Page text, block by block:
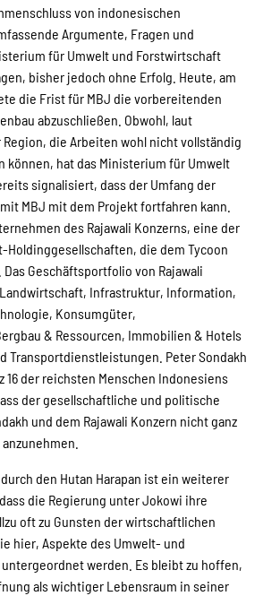
von indonesischen
Argumente, Fragen und
für Umwelt und Forstwirtschaft
bisher jedoch ohne Erfolg. Heute, am
die Frist für MBJ die vorbereitenden
abzuschließen. Obwohl, laut
die Arbeiten wohl nicht vollständig
können, hat das Ministerium für Umwelt
signalisiert, dass der Umfang der
MBJ mit dem Projekt fortfahren kann.
des Rajawali Konzerns, eine der
die dem Tycoon
Geschäftsportfolio von Rajawali
Infrastruktur, Information,
Konsumgüter,
& Ressourcen, Immobilien & Hotels
Transportdienstleistungen. Peter Sondakh
16 der reichsten Menschen Indonesiens
der gesellschaftliche und politische
und dem Rajawali Konzern nicht ganz
durch den Hutan Harapan ist ein weiterer
die Regierung unter Jokowi ihre
oft zu Gunsten der wirtschaftlichen
hier, Aspekte des Umwelt- und
werden. Es bleibt zu hoffen,
als wichtiger Lebensraum in seiner